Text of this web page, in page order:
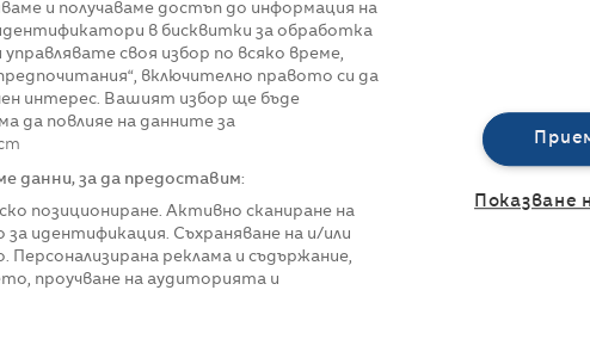
Живот
Реклама
За нас
Политика за
Управление на
и получаваме достъп до информация на
в бисквитки за обработка
своя избор по всяко време,
включително правото си да
интерес. Вашият избор ще бъде
да повлияе на данните за
данни, за да предоставим:
позициониране. Активно сканиране на
идентификация. Съхраняване на и/или
реклама и съдържание,
проучване на аудиторията и
Показване